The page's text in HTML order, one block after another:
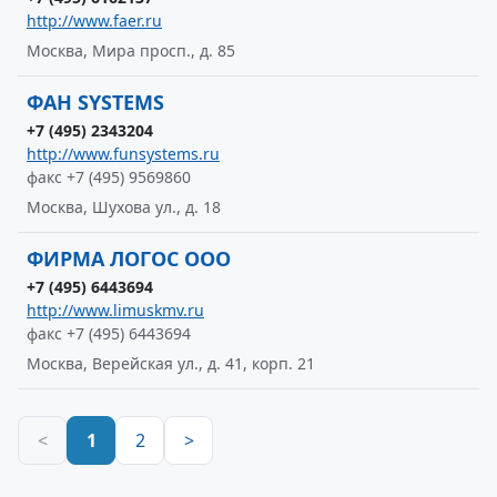
http://www.faer.ru
Москва, Мира просп., д. 85
ФАН SYSTEMS
+7 (495) 2343204
http://www.funsystems.ru
факс +7 (495) 9569860
Москва, Шухова ул., д. 18
ФИРМА ЛОГОС ООО
+7 (495) 6443694
http://www.limuskmv.ru
факс +7 (495) 6443694
Москва, Верейская ул., д. 41, корп. 21
< 1 2 >